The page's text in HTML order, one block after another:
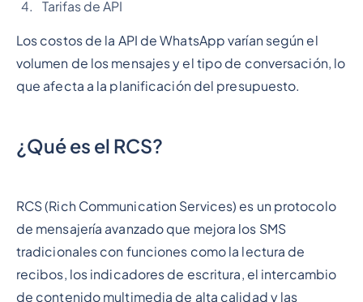
Tarifas de API
Los costos de la API de WhatsApp varían según el
volumen de los mensajes y el tipo de conversación, lo
que afecta a la planificación del presupuesto.
¿Qué es el RCS?
RCS (Rich Communication Services) es un protocolo
de mensajería avanzado que mejora los SMS
tradicionales con funciones como la lectura de
recibos, los indicadores de escritura, el intercambio
de contenido multimedia de alta calidad y las